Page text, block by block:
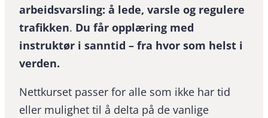
arbeidsvarsling: å lede, varsle og regulere
trafikken. Du får opplæring med
instruktør i sanntid – fra hvor som helst i
verden.
Nettkurset passer for alle som ikke har tid
eller mulighet til å delta på de vanlige